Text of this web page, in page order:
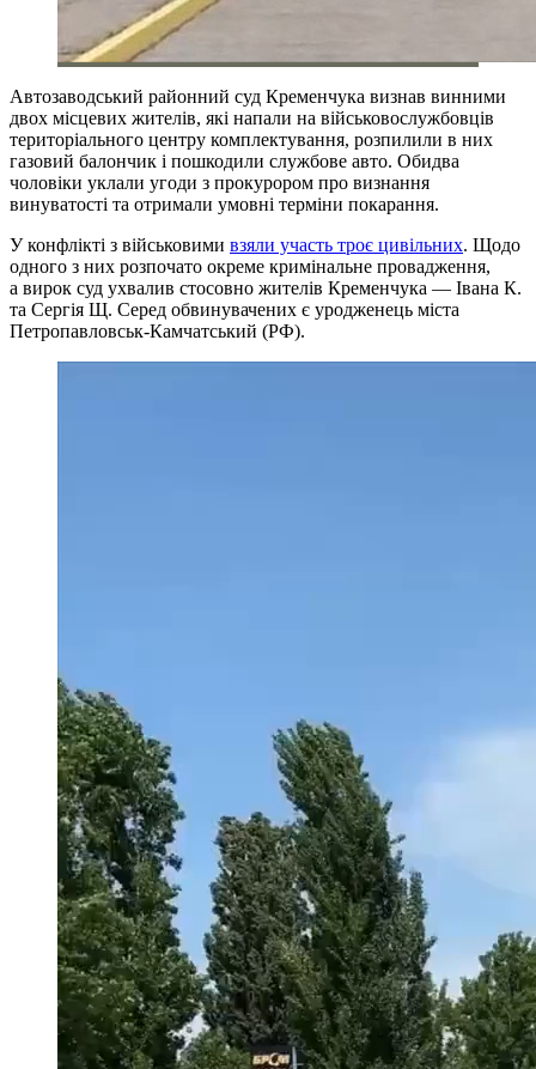
Автозаводський районний суд Кременчука визнав винними
двох місцевих жителів, які напали на військовослужбовців
територіального центру комплектування, розпилили в них
газовий балончик і пошкодили службове авто. Обидва
чоловіки уклали угоди з прокурором про визнання
винуватості та отримали умовні терміни покарання.
У конфлікті з військовими взяли участь троє цивільних. Щодо
одного з них розпочато окреме кримінальне провадження,
а вирок суд ухвалив стосовно жителів Кременчука — Івана К.
та Сергія Щ. Серед обвинувачених є уродженець міста
Петропавловськ-Камчатський (РФ).